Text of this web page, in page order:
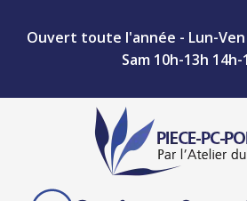
Ouvert toute l'année - Lun-Ven
Sam 10h-13h 14h-